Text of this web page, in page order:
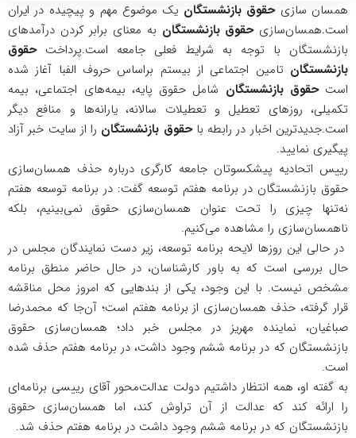
همسان‌ سازیحقوق بازنشستگان یک موضوع مهم و پیچیده در ایران
است.همسان‌سازیحقوق بازنشستگان به معنای برابر کردن درآمدهای
بازنشستگان با توجه به شرایط فعلی جامعه است.پرداختحقوق
بازنشستگان تامین اجتماعی از بیستم براساس حروف الفبا آغاز شده
استحقوق بازنشستگان شامل حقوق پایه، بیمه‌های اجتماعی، بیمه
تکمیلی، روزهای تعطیل و تعطیلات سالانه، یارانه‌ها و منافع دیگر
است.جدیدترین اخبار در رابطه باحقوق بازنشستگان را از سایت خبر آزاد
پیگیری نمایید.
رییس اتحادیه پیشکسوتان جامعه کارگری درباره حذف همسان‌سازی
حقوق بازنشستگان در برنامه هفتم توسعه گفت: در برنامه توسعه هفتم
نه‌تنها چیزی را تحت عنوان همسان‌سازی حقوق نمی‌بینیم، بلکه
ناهمسان‌سازی را مشاهده می‌کنیم.
در حالی این روزها لایحه برنامه توسعه، زیر دست نمایندگان مجلس در
حال بررسی است که به باور کارشناسان، در حال حاضر منطق برنامه
مشخص نیست. با این وجود، یکی از بندهایی که امروز محل مناقشه
قرار گرفته، حذف همسان‌سازی از برنامه هفتم است؛ آن‌جا که محمدرضا
صباغیان، نماینده مهریز در مجلس خبر داد؛ همسان‌سازی حقوق
بازنشستگان که در برنامه ششم وجود داشت، در برنامه هفتم حذف شده
است.
به گفته او، همه انتظار داشتیم دولت عدالت‌محور آقای رییسی برنامه‌ای
را ارائه کند که عدالت از آن تراوش کند، اما همسان‌سازی حقوق
بازنشستگان که در برنامه ششم وجود داشت در برنامه هفتم حذف شد.